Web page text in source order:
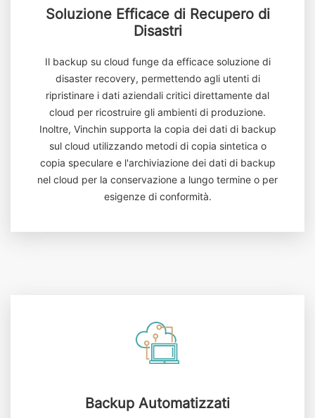
Soluzione Efficace di Recupero di
Disastri
Il backup su cloud funge da efficace soluzione di
disaster recovery, permettendo agli utenti di
ripristinare i dati aziendali critici direttamente dal
cloud per ricostruire gli ambienti di produzione.
Inoltre, Vinchin supporta la copia dei dati di backup
sul cloud utilizzando metodi di copia sintetica o
copia speculare e l'archiviazione dei dati di backup
nel cloud per la conservazione a lungo termine o per
esigenze di conformità.
Backup Automatizzati